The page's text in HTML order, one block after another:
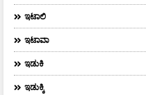
ಇಟಾಲಿ
ಇಟಾವಾ
ಇಡುಕಿ
ಇಡುಕ್ಕಿ